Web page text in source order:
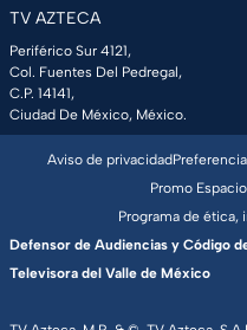
TV AZTECA
Periférico Sur 4121,
Col. Fuentes Del Pedregal,
C.P. 14141,
Ciudad De México, México.
Aviso de privacidad
Promo Espacio
Programa de
Defensor de Audiencias y Código
Televisora del Valle de México